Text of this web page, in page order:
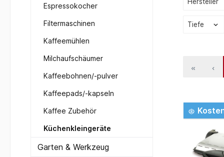
Espressokocher
Filtermaschinen
Kaffeemühlen
Milchaufschäumer
Kaffeebohnen/-pulver
Kaffeepads/-kapseln
Kaffee Zubehör
Küchenkleingeräte
Garten & Werkzeug
Tiefe